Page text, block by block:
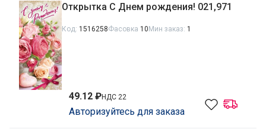
Открытка С Днем рождения! 021,971
Код: 1516258Фасовка 10 Мин заказ: 1
49.12 ₽НДС 22
Авторизуйтесь для заказа